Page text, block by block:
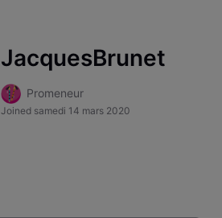
JacquesBrunet
Promeneur
Joined samedi 14 mars 2020